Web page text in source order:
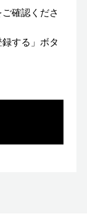
ご確認くださ
する」ボタ